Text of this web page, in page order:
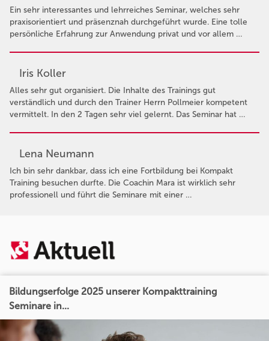
Ein sehr interessantes und lehrreiches Seminar, welches sehr
praxisorientiert und präsenznah durchgeführt wurde. Eine tolle
persönliche Erfahrung zur Anwendung privat und vor allem …
Iris Koller
Alles sehr gut organisiert. Die Inhalte des Trainings gut
verständlich und durch den Trainer Herrn Pollmeier kompetent
vermittelt. In den 2 Tagen sehr viel gelernt. Das Seminar hat …
Lena Neumann
Ich bin sehr dankbar, dass ich eine Fortbildung bei Kompakt
Training besuchen durfte. Die Coachin Mara ist wirklich sehr
professionell und führt die Seminare mit einer …
Bildungserfolge 2025 unserer Kompakttraining
Seminare in...